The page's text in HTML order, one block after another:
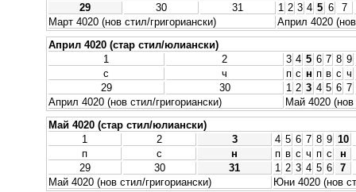
29
30 31 1 2 3 4 5 6
7
Март 4020 (нов стил/григориански)
Април 4020
Април 4020 (стар стил/юлиански)
1
2 3 4 5 6 7 8 9
с
ч п с н п в с ч
29
30 1 2 3 4 5 6 7
Април 4020 (нов стил/григориански)
Май 4020 (нов
Май 4020 (стар стил/юлиански)
1
2 3 4 5 6 7 8 9 10
п
с н п в с ч п с
н
29
30 31 1 2 3 4 5 6
7
Май 4020 (нов стил/григориански)
Юни 4020 (нов